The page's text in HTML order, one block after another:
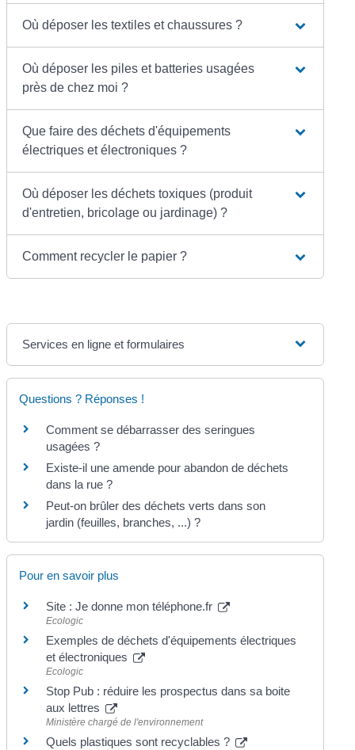
Où déposer les textiles et chaussures ?
Où déposer les piles et batteries usagées
près de chez moi ?
Que faire des déchets d'équipements
électriques et électroniques ?
Où déposer les déchets toxiques (produit
d'entretien, bricolage ou jardinage) ?
Comment recycler le papier ?
Services en ligne et formulaires
Questions ? Réponses !
Comment se débarrasser des seringues
usagées ?
Existe-il une amende pour abandon de déchets
dans la rue ?
Peut-on brûler des déchets verts dans son
jardin (feuilles, branches, ...) ?
Pour en savoir plus
Site : Je donne mon téléphone.fr
Ecologic
Exemples de déchets d'équipements électriques
et électroniques
Ecologic
Stop Pub : réduire les prospectus dans sa boite
aux lettres
Ministère chargé de l'environnement
Quels plastiques sont recyclables ?